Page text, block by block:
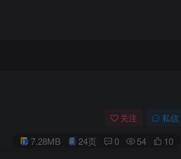
关注 私信
7.28MB 24页 0 54 10